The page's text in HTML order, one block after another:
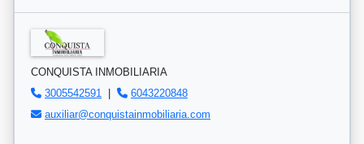
CONQUISTA INMOBILIARIA
3005542591
|
6043220848
auxiliar@conquistainmobiliaria.com